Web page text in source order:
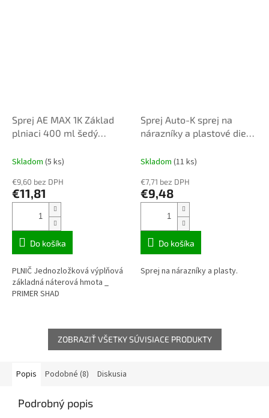
Sprej AE MAX 1K Základ
plniaci 400 ml šedý
Skladom (5 ks)
€9,60 bez DPH
€11,81
Do košíka
PLNIČ Jednozložková výplňová
základná náterová hmota _
PRIMER SHAD
Sprej Auto-K sprej na
nárazníky a plastové diely
Skladom (11 ks)
€7,71 bez DPH
€9,48
Do košíka
Sprej na nárazníky a plasty.
ZOBRAZIŤ VŠETKY SÚVISIACE PRODUKTY
Popis Podobné (8) Diskusia
Podrobný popis